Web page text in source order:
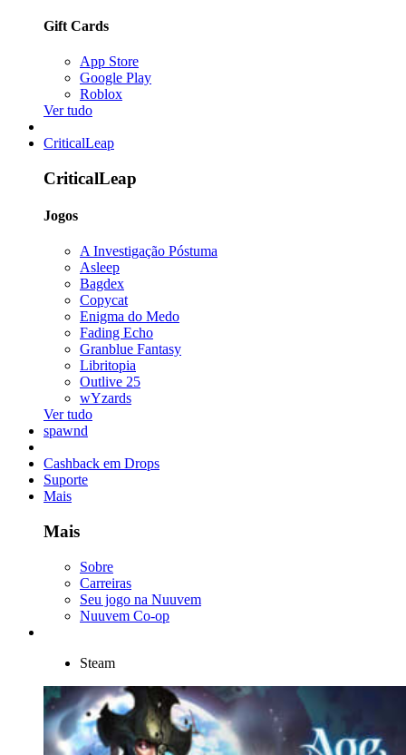
Gift Cards
App Store
Google Play
Roblox
Ver tudo
CriticalLeap
CriticalLeap
Jogos
A Investigação Póstuma
Asleep
Bagdex
Copycat
Enigma do Medo
Fading Echo
Granblue Fantasy
Libritopia
Outlive 25
wYzards
Ver tudo
spawnd
Cashback em Drops
Suporte
Mais
Mais
Sobre
Carreiras
Seu jogo na Nuuvem
Nuuvem Co-op
Steam